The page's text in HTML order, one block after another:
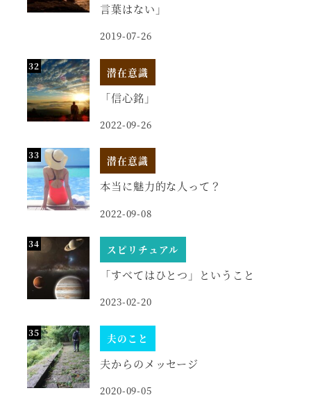
言葉はない」
2019-07-26
潜在意識
「信心銘」
2022-09-26
潜在意識
本当に魅力的な人って？
2022-09-08
スピリチュアル
「すべてはひとつ」ということ
2023-02-20
夫のこと
夫からのメッセージ
2020-09-05